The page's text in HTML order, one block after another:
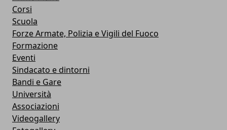
Corsi
Scuola
Forze Armate, Polizia e Vigili del Fuoco
Formazione
Eventi
Sindacato e dintorni
Bandi e Gare
Università
Associazioni
Videogallery